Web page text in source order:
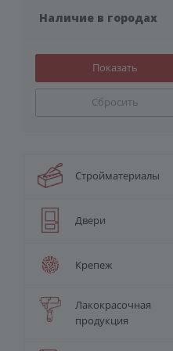
Наличие в городах
Сбросить
Стройматериалы
Двери
Крепеж
Лакокрасочная
продукция